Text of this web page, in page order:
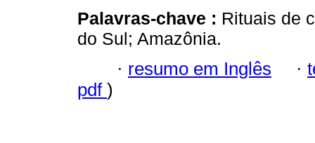
Palavras-chave : Rituais de
do Sul; Amazônia.
· resumo em Inglês ·
pdf )